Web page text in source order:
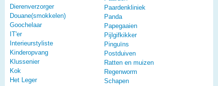
Dierenverzorger
Douane(smokkelen)
Goochelaar
IT'er
Interieurstyliste
Kinderopvang
Klussenier
Kok
Het Leger
Paardenkliniek
Panda
Papegaaien
Pijlgifkikker
Pinguïns
Postduiven
Ratten en muizen
Regenworm
Schapen